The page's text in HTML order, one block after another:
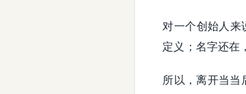
对一个创始人来
定义；名字还在
所以，离开当当